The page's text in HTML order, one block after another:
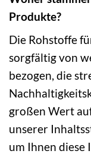
Produkte?
Die Rohstoffe
sorgfältig von
bezogen, die
großen Wert
unserer
um Ihnen diese